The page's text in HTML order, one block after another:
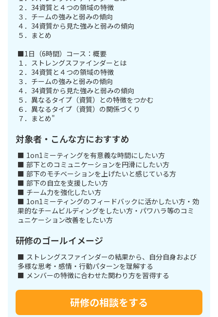
２．34資質と４つの領域の特徴
３．チームの強みと弱みの傾向
４．34資質から見た強みと弱みの傾向
５．まとめ
■1日（6時間）コース：概要
１．ストレングスファインダーとは
２．34資質と４つの領域の特徴
３．チームの強みと弱みの傾向
４．34資質から見た強みと弱みの傾向
５．異なるタイプ（資質）との特徴をつかむ
６．異なるタイプ（資質）の関係づくり
７．まとめ"
対象者・こんな方におすすめ
■ 1on1ミーティングを有意義な時間にしたい方
■ 部下とのコミュニケーションを円滑にしたい方
■ 部下のモチベーションを上げたいと感じている方
■ 部下の自立を支援したい方
■ チーム力を強化したい方
■ 1on1ミーティングのフィードバックに活かしたい方・効
果的なチームビルディングをしたい方・パワハラ等のコミ
ュニケーション改善をしたい方
研修のゴールイメージ
■ ストレングスファインダーの結果から、自分自身および
多様な思考・感情・行動パターンを理解する
■ メンバーの特徴に合わせた関わり方を習得する
研修の相談をする